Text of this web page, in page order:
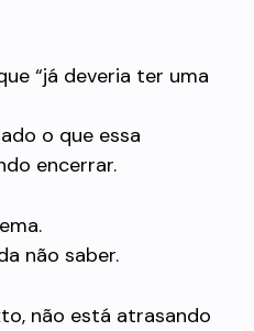
“já deveria ter uma
o que essa
encerrar.
não saber.
não está atrasando